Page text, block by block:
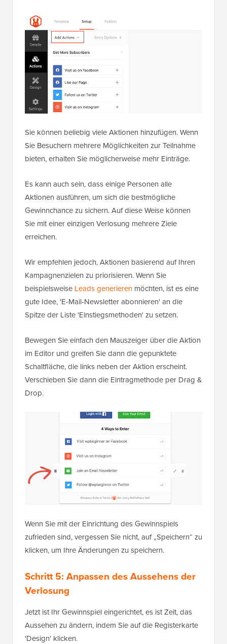
Sie können beliebig viele Aktionen hinzufügen. Wenn
Sie Besuchern mehrere Möglichkeiten zur Teilnahme
bieten, erhalten Sie möglicherweise mehr Einträge.
Es kann auch sein, dass einige Personen alle
Aktionen ausführen, um sich die bestmögliche
Gewinnchance zu sichern. Auf diese Weise können
Sie mit einer einzigen Verlosung mehrere Ziele
erreichen.
Wir empfehlen jedoch, Aktionen basierend auf Ihren
Kampagnenzielen zu priorisieren. Wenn Sie
beispielsweise Leads generieren möchten, ist es eine
gute Idee, 'E-Mail-Newsletter abonnieren' an die
Spitze der Liste 'Einstiegsmethoden' zu setzen.
Bewegen Sie einfach den Mauszeiger über die Aktion
im Editor und greifen Sie dann die gepunktete
Schaltfläche, die links neben der Aktion erscheint.
Verschieben Sie dann die Eintragmethode per Drag &
Drop.
Wenn Sie mit der Einrichtung des Gewinnspiels
zufrieden sind, vergessen Sie nicht, auf „Speichern“ zu
klicken, um Ihre Änderungen zu speichern.
Schritt 5: Anpassen des Aussehens der
Verlosung
Jetzt ist Ihr Gewinnspiel eingerichtet, es ist Zeit, das
Aussehen zu ändern, indem Sie auf die Registerkarte
'Design' klicken.